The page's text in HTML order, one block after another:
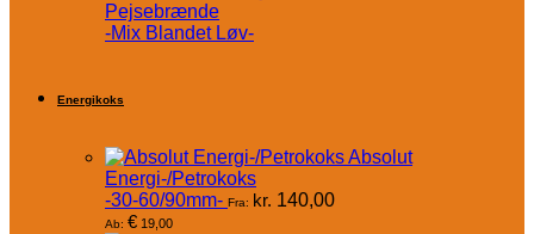
Pejsebrænde
-Mix Blandet Løv-
Energikoks
Absolut
Energi-/Petrokoks
-30-60/90mm- Fra: kr. 140,00
Ab: € 19,00